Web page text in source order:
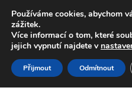
DOPRAVA od 139,-Kč
Volejte po-pá 9-16 704
Přeskočit
na
navigaci
Přejít
k
obsahu
Používáme cookies, abychom
zážitek.
Více informací o tom, které
jejich vypnutí najdete v
Přijmout Odmítnout